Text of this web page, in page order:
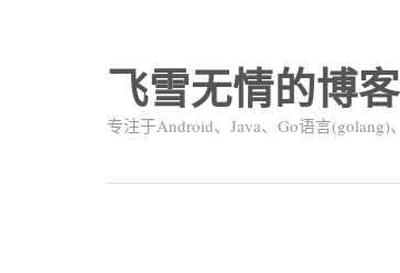
飞雪无情的博客
专注于Android、Java、Go语言